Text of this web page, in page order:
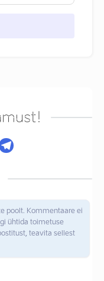
poolt. Kommentaare ei
ühtida toimetuse
teavita sellest